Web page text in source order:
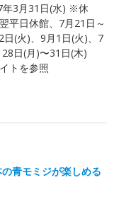
年3月31日(水) ※休
平日休館、7月21日～
(火)、9月1日(火)、7
日(月)〜31日(木)
トを参照
青モミジが楽しめる